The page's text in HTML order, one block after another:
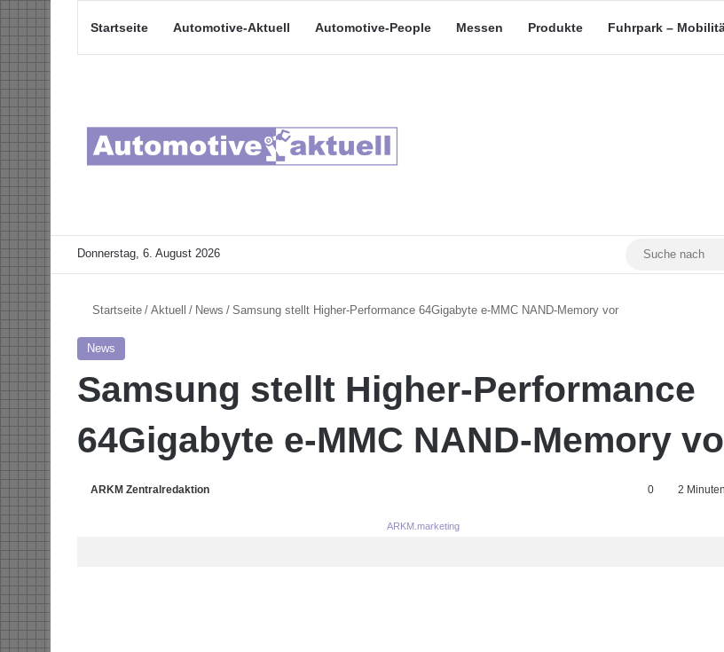
Startseite Automotive-Aktuell Automotive-People Messen Produkte Fuhrpark –
Donnerstag, 6. August 2026 YouTubeMastodon
Startseite / Aktuell / News / Samsung stellt Higher-Performance 64Gigabyte e-MMC NAND-Memory vor
News
Samsung stellt Higher-Performance
64Gigabyte e-MMC NAND-Memory
ARKM Zentralredaktion 0 2
ARKM.marketing